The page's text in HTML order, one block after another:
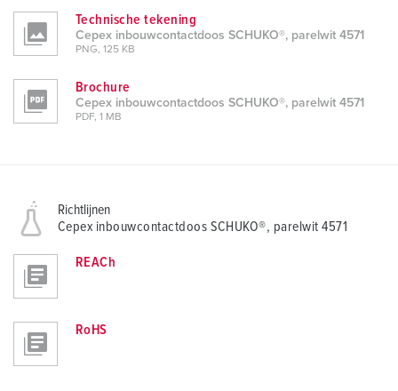
Technische tekening
Cepex inbouwcontactdoos SCHUKO®, parelwit 4571
PNG, 125 KB
Brochure
Cepex inbouwcontactdoos SCHUKO®, parelwit 4571
PDF, 1 MB
Richtlijnen
Cepex inbouwcontactdoos SCHUKO®, parelwit 4571
REACh
RoHS